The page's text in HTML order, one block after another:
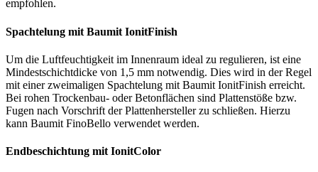
empfohlen.
Spachtelung mit Baumit IonitFinish
Um die Luftfeuchtigkeit im Innenraum ideal zu regulieren, ist eine
Mindestschichtdicke von 1,5 mm notwendig. Dies wird in der Regel
mit einer zweimaligen Spachtelung mit Baumit IonitFinish erreicht.
Bei rohen Trockenbau- oder Betonflächen sind Plattenstöße bzw.
Fugen nach Vorschrift der Plattenhersteller zu schließen. Hierzu
kann Baumit FinoBello verwendet werden.
Endbeschichtung mit IonitColor